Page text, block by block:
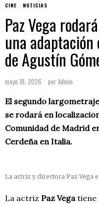
CINE · NOTICIAS
Paz Vega
una
de Agustín
mayo 18, 2026 por Admin
El segundo
se rodará en
Comunidad de Madrid
Cerdeña en Italia.
La actriz y directora Paz Vega
La actriz Paz Vegatiene